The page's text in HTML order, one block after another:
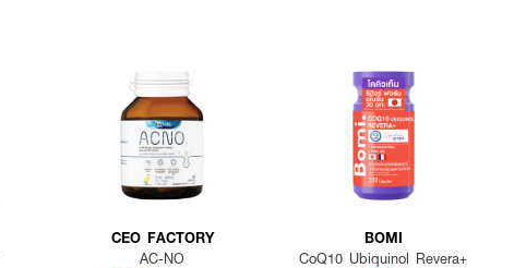
CEO FACTORY
AC-NO
BOMI
CoQ10 Ubiquinol Revera+